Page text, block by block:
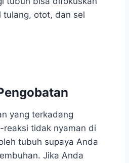
tulang, otot, dan sel
yang terkadang
reaksi tidak nyaman di
tubuh supaya Anda
Jika Anda